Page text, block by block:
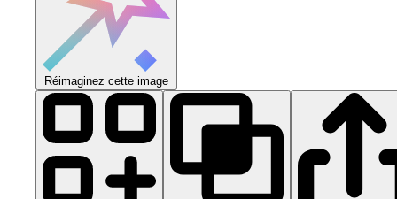
Réimaginez cette image